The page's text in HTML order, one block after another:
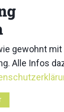
13 von 15
11 von
gewohnt mit
Alle Infos